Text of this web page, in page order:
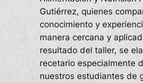
Gutiérrez, quienes
conocimiento y
manera cercana y
resultado del taller, se
recetario especialmente
nuestros estudiantes de